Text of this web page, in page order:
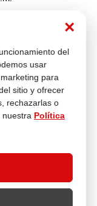
×
del
usar
para
sitio y ofrecer
rechazarlas o
nuestra Política